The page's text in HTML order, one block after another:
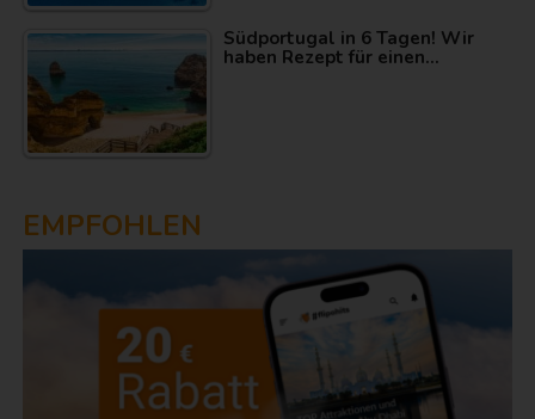
Südportugal in 6 Tagen! Wir
haben Rezept für einen…
EMPFOHLEN